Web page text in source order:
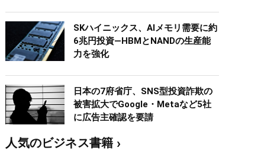
SKハイニックス、AIメモリ需要に約
6兆円投資―HBMとNANDの生産能
力を強化
日本の7府省庁、SNS型投資詐欺の
被害拡大でGoogle・Metaなど5社
に広告主確認を要請
人気のビジネス書籍